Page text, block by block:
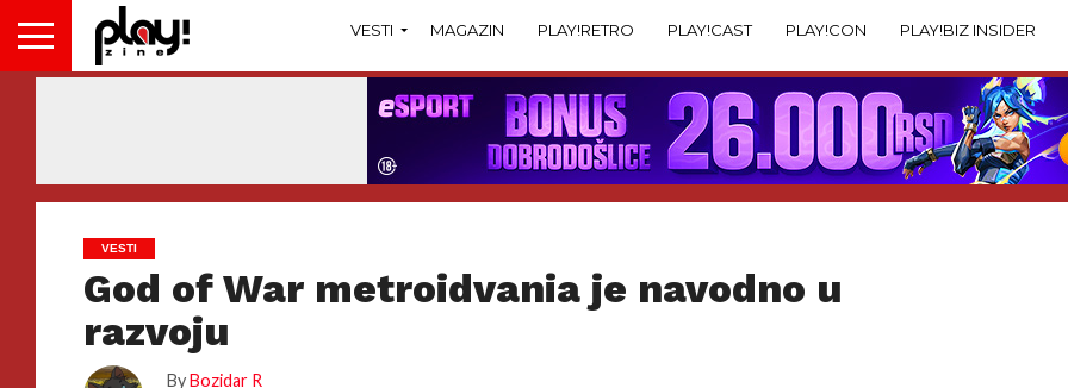
VESTI MAGAZIN PLAY!RETRO PLAY!CAST PLAY!CON PLAY!BIZ INSIDER
VESTI
God of War metroidvania je navodno u
razvoju
By Bozidar R